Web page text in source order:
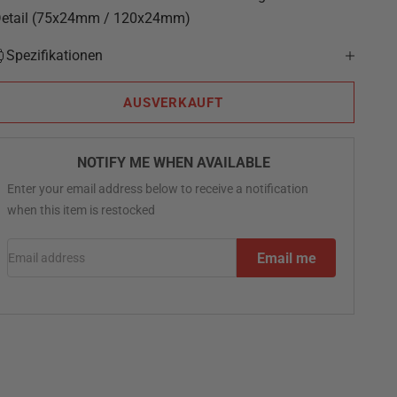
(75x24mm / 120x24mm)
Spezifikationen
AUSVERKAUFT
NOTIFY ME WHEN AVAILABLE
Enter your email address below to receive a notification
when this item is restocked
Email me